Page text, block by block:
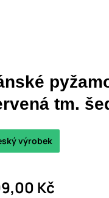
tm.
Kč
výrobek